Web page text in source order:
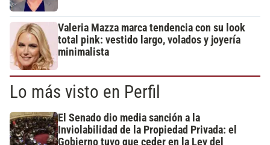
Valeria Mazza marca tendencia con su look
total pink: vestido largo, volados y joyería
minimalista
Lo más visto en Perfil
El Senado dio media sanción a la
Inviolabilidad de la Propiedad Privada: el
Gobierno tuvo que ceder en la Ley del